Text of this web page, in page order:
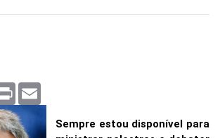
Print
Sempre estou disponível para